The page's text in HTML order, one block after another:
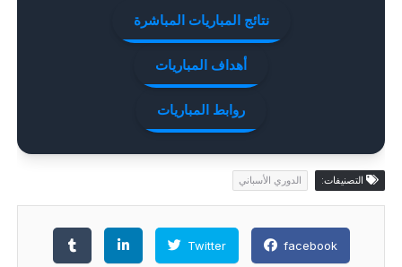
نتائج المباريات المباشرة
أهداف المباريات
روابط المباريات
التصنيفات: الدوري الأسباني
facebook
Twitter